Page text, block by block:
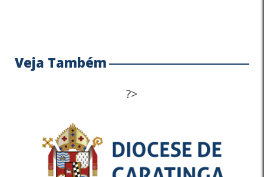
Veja Também
?>